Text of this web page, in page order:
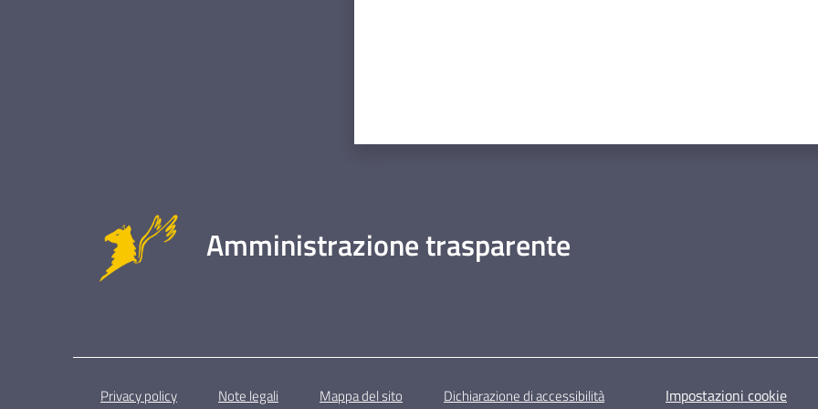
Amministrazione trasparente
Privacy policy Note legali Mappa del sito Dichiarazione di accessibilità Impostazioni cookie